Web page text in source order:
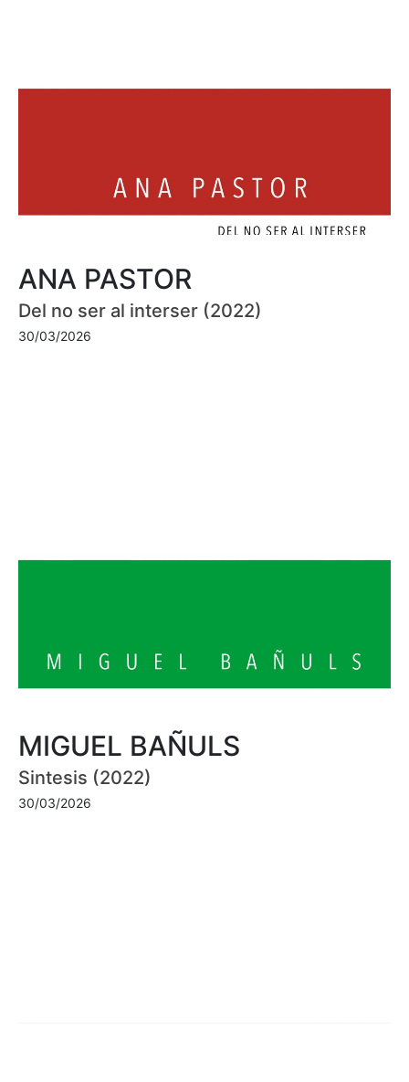
ANA PASTOR
Del no ser al interser (2022)
30/03/2026
MIGUEL BAÑULS
Sintesis (2022)
30/03/2026